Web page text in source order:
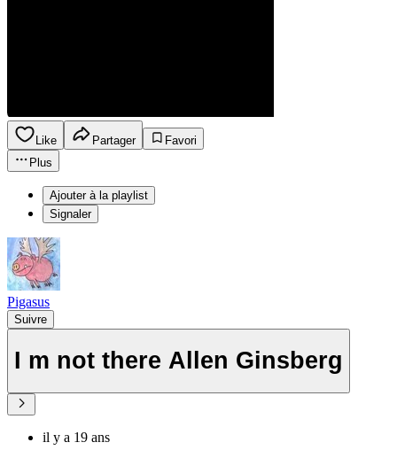
Like Partager
Favori
Plus
Ajouter à la playlist
Signaler
Pigasus
Suivre
I m not there Allen Ginsberg
il y a 19 ans